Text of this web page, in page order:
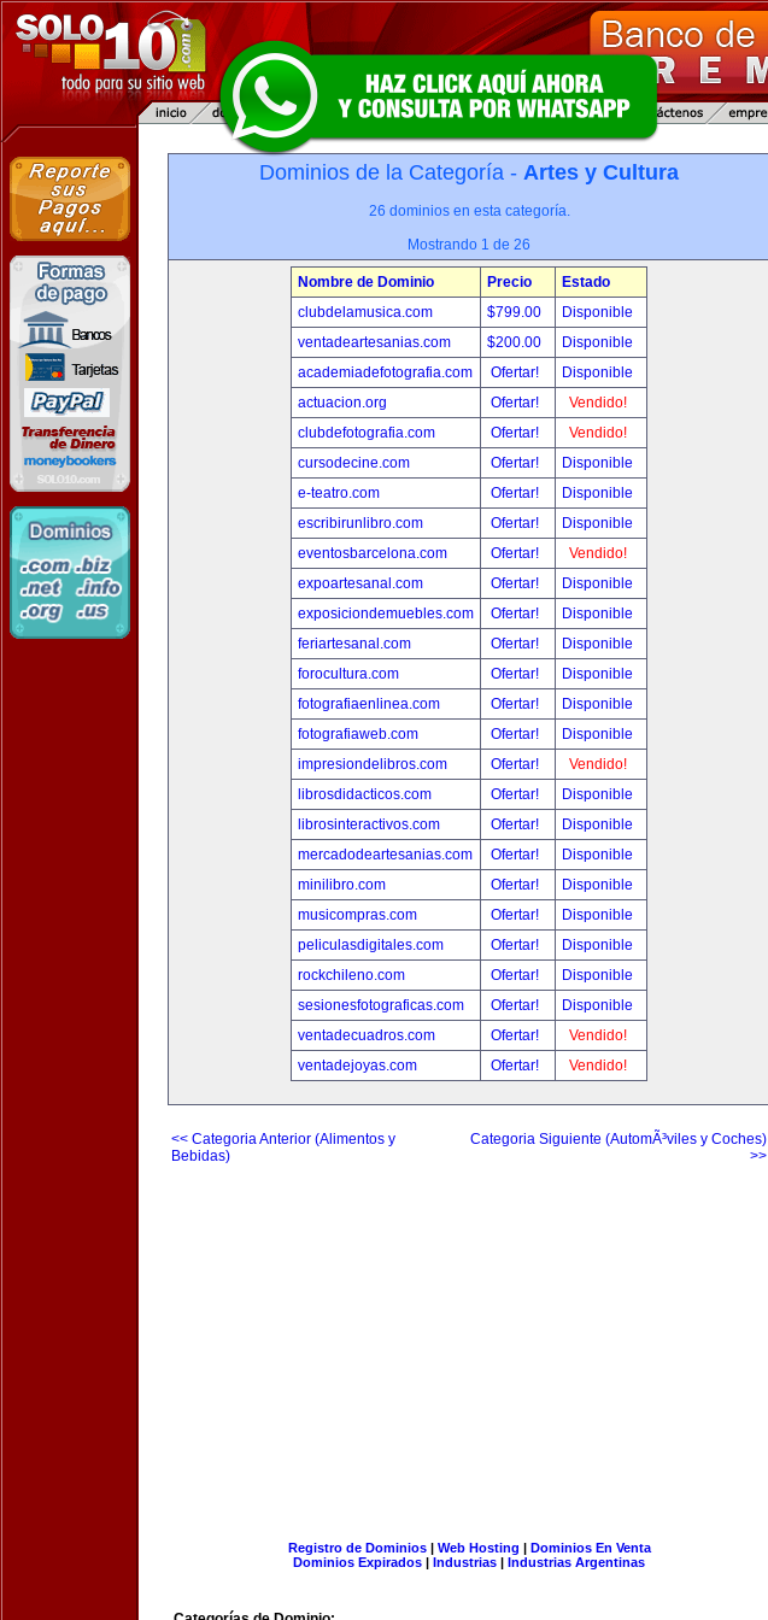
Dominios de la Categoría - Artes y Cultura
26 dominios en esta categoría.
Mostrando 1 de 26
Nombre de Dominio Precio
Estado
clubdelamusica.com
$799.00
Disponible
ventadeartesanias.com
$200.00
Disponible
academiadefotografia.com
Ofertar!
Disponible
actuacion.org
Ofertar!
Vendido!
clubdefotografia.com
Ofertar!
Vendido!
cursodecine.com
Ofertar!
Disponible
e-teatro.com
Ofertar!
Disponible
escribirunlibro.com
Ofertar!
Disponible
eventosbarcelona.com
Ofertar!
Vendido!
expoartesanal.com
Ofertar!
Disponible
exposiciondemuebles.com
Ofertar!
Disponible
feriartesanal.com
Ofertar!
Disponible
forocultura.com
Ofertar!
Disponible
fotografiaenlinea.com
Ofertar!
Disponible
fotografiaweb.com
Ofertar!
Disponible
impresiondelibros.com
Ofertar!
Vendido!
librosdidacticos.com
Ofertar!
Disponible
librosinteractivos.com
Ofertar!
Disponible
mercadodeartesanias.com
Ofertar!
Disponible
minilibro.com
Ofertar!
Disponible
musicompras.com
Ofertar!
Disponible
peliculasdigitales.com
Ofertar!
Disponible
rockchileno.com
Ofertar!
Disponible
sesionesfotograficas.com
Ofertar!
Disponible
ventadecuadros.com
Ofertar!
Vendido!
ventadejoyas.com
Ofertar! Vendido!
<< Categoria Anterior (Alimentos y
Bebidas)
Categoria Siguiente (AutomÃ³viles y Coches)
>>
Registro de Dominios| Web Hosting | Dominios En Venta
Dominios Expirados | Industrias | Industrias Argentinas